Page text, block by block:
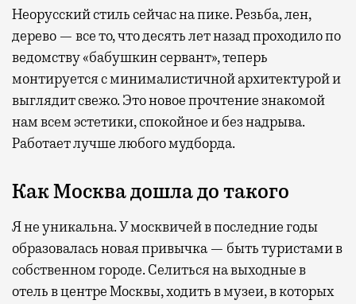
Неорусский стиль сейчас на пике. Резьба, лен,
дерево — все то, что десять лет назад проходило по
ведомству «бабушкин сервант», теперь
монтируется с минималистичной архитектурой и
выглядит свежо. Это новое прочтение знакомой
нам всем эстетики, спокойное и без надрыва.
Работает лучше любого мудборда.
Как Москва дошла до такого
Я не уникальна. У москвичей в последние годы
образовалась новая привычка — быть туристами в
собственном городе. Селиться на выходные в
отель в центре Москвы, ходить в музеи, в которых